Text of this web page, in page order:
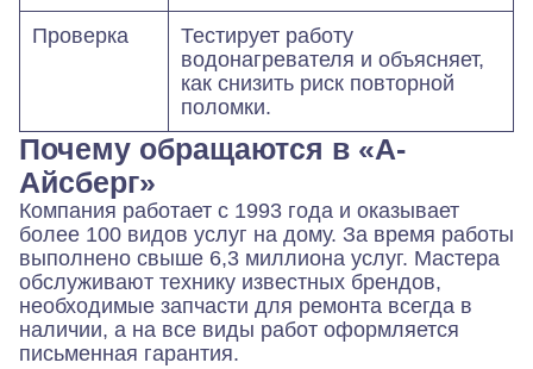
Проверка
Тестирует работу
водонагревателя и объясняет,
как снизить риск повторной
поломки.
Почему обращаются в «А-
Айсберг»
Компания работает с 1993 года и оказывает
более 100 видов услуг на дому. За время работы
выполнено свыше 6,3 миллиона услуг. Мастера
обслуживают технику известных брендов,
необходимые запчасти для ремонта всегда в
наличии, а на все виды работ оформляется
письменная гарантия.